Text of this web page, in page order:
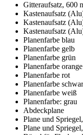
Gitteraufsatz, 600
Kastenaufsatz
Kastenaufsatz
Kastenaufsatz
Planenfarbe blau
Planenfarbe gelb
Planenfarbe grün
Planenfarbe orange
Planenfarbe rot
Planenfarbe
Planenfarbe weiß
Planenfarbe: grau
Abdeckplane
Plane und
Plane und